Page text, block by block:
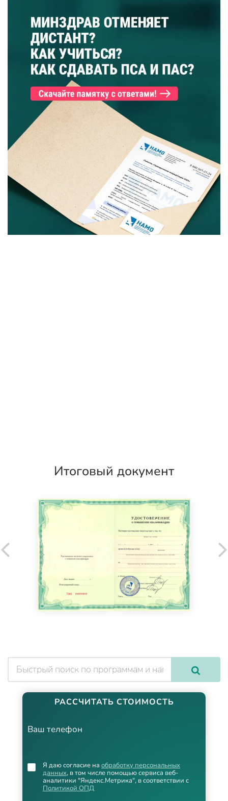
Итоговый документ
РАССЧИТАТЬ СТОИМОСТЬ
Ваш телефон
Я даю согласие на обработку персональных
данных, в том числе помощью сервиса веб-
аналитики "Яндекс.Метрика", в соответствии с
Политикой ОПД